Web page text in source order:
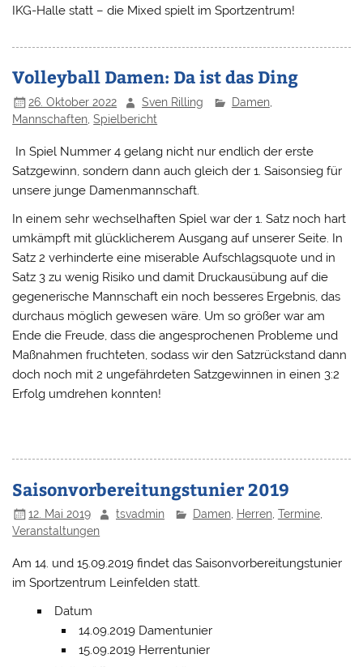
IKG-Halle statt – die Mixed spielt im Sportzentrum!
Volleyball Damen: Da ist das Ding
26. Oktober 2022 Sven Rilling Damen,
Mannschaften ,Spielbericht
In Spiel Nummer 4 gelang nicht nur endlich der erste
Satzgewinn, sondern dann auch gleich der 1. Saisonsieg für
unsere junge Damenmannschaft.
In einem sehr wechselhaften Spiel war der 1. Satz noch hart
umkämpft mit glücklicherem Ausgang auf unserer Seite. In
Satz 2 verhinderte eine miserable Aufschlagsquote und in
Satz 3 zu wenig Risiko und damit Druckausübung auf die
gegenerische Mannschaft ein noch besseres Ergebnis, das
durchaus möglich gewesen wäre. Um so größer war am
Ende die Freude, dass die angesprochenen Probleme und
Maßnahmen fruchteten, sodass wir den Satzrückstand dann
doch noch mit 2 ungefährdeten Satzgewinnen in einen 3:2
Erfolg umdrehen konnten!
Saisonvorbereitungstunier 2019
12. Mai 2019 tsvadmin Damen, Herren, Termine,
Veranstaltungen
Am 14. und 15.09.2019 findet das Saisonvorbereitungstunier
im Sportzentrum Leinfelden statt.
Datum
14.09.2019 Damentunier
15.09.2019 Herrentunier